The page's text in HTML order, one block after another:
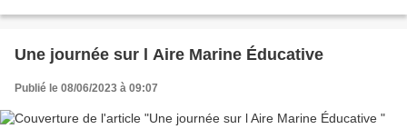
Une journée sur l Aire Marine Éducative
Publié le 08/06/2023 à 09:07